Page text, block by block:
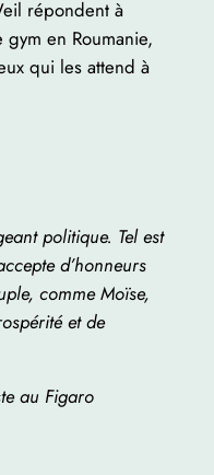
répondent à
en Roumanie,
qui les attend à
politique. Tel est
d’honneurs
comme Moïse,
et de
au Figaro